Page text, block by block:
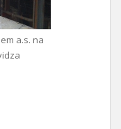
a.s. na